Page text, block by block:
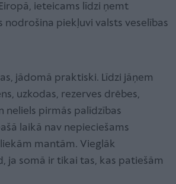
ieteicams līdzi ņemt
nodrošina piekļuvi valsts veselības
jādomā praktiski. Līdzi jāņem
uzkodas, rezerves drēbes,
neliels pirmās palīdzības
laikā nav nepieciešams
mantām. Vieglāk
ja somā ir tikai tas, kas patiešām